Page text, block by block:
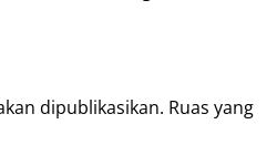
dipublikasikan. Ruas yang